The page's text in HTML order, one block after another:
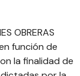
OBRERAS
función de
la finalidad de